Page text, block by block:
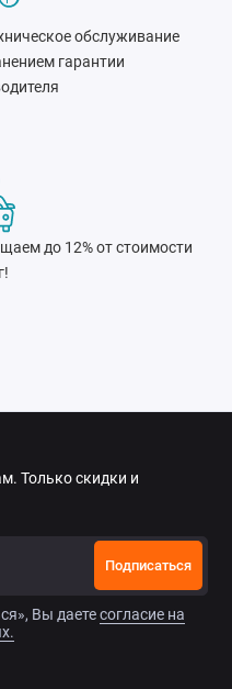
обслуживание
гарантии
до 12% от стоимости
Только скидки и
Подписаться
Вы даетесогласие на